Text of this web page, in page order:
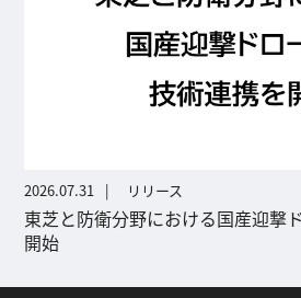
2026.07.31 リリース
東芝と防衛分野における国産迎撃
開始